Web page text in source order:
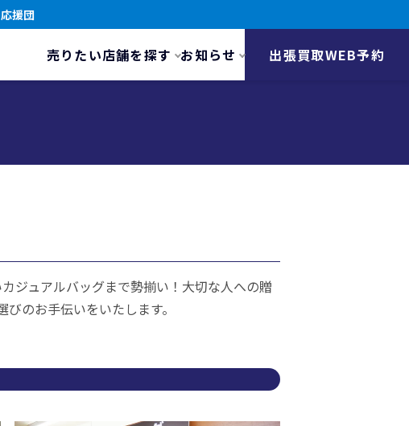
援団
売りたい店舗を探す お知らせ 出張買取WEB予約
ジュアルバッグまで勢揃い！大切な人への贈
のお手伝いをいたします。